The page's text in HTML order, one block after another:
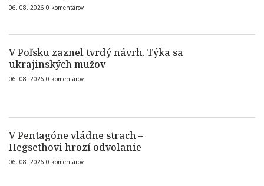
06. 08. 2026 0 komentárov
V Poľsku zaznel tvrdý návrh. Týka sa
ukrajinských mužov
06. 08. 2026 0 komentárov
V Pentagóne vládne strach –
Hegsethovi hrozí odvolanie
06. 08. 2026 0 komentárov